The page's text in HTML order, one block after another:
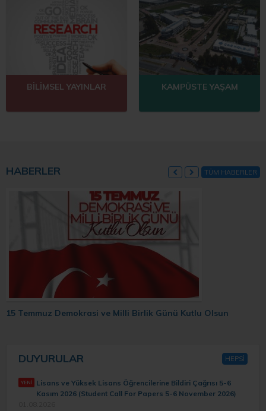
BİLİMSEL YAYINLAR KAMPÜSTE YAŞAM
HABERLER TÜM HABERLER
15 Temmuz Demokrasi ve Milli Birlik Günü Kutlu Olsun
DUYURULAR HEPSİ
Lisans ve Yüksek Lisans Öğrencilerine Bildiri Çağrısı 5-6
Kasım 2026 (Student Call For Papers 5-6 November 2026)